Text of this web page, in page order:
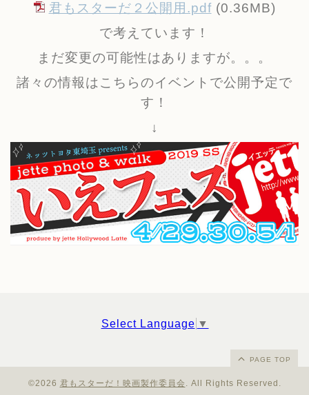
君もスターだ２公開用.pdf(0.36MB)
で考えています！
まだ変更の可能性はありますが。。。
諸々の情報はこちらのイベントで公開予定で
す！
↓
Select Language ▼
PAGE TOP
©2026 君もスターだ！映画製作委員会 . All Rights Reserved.